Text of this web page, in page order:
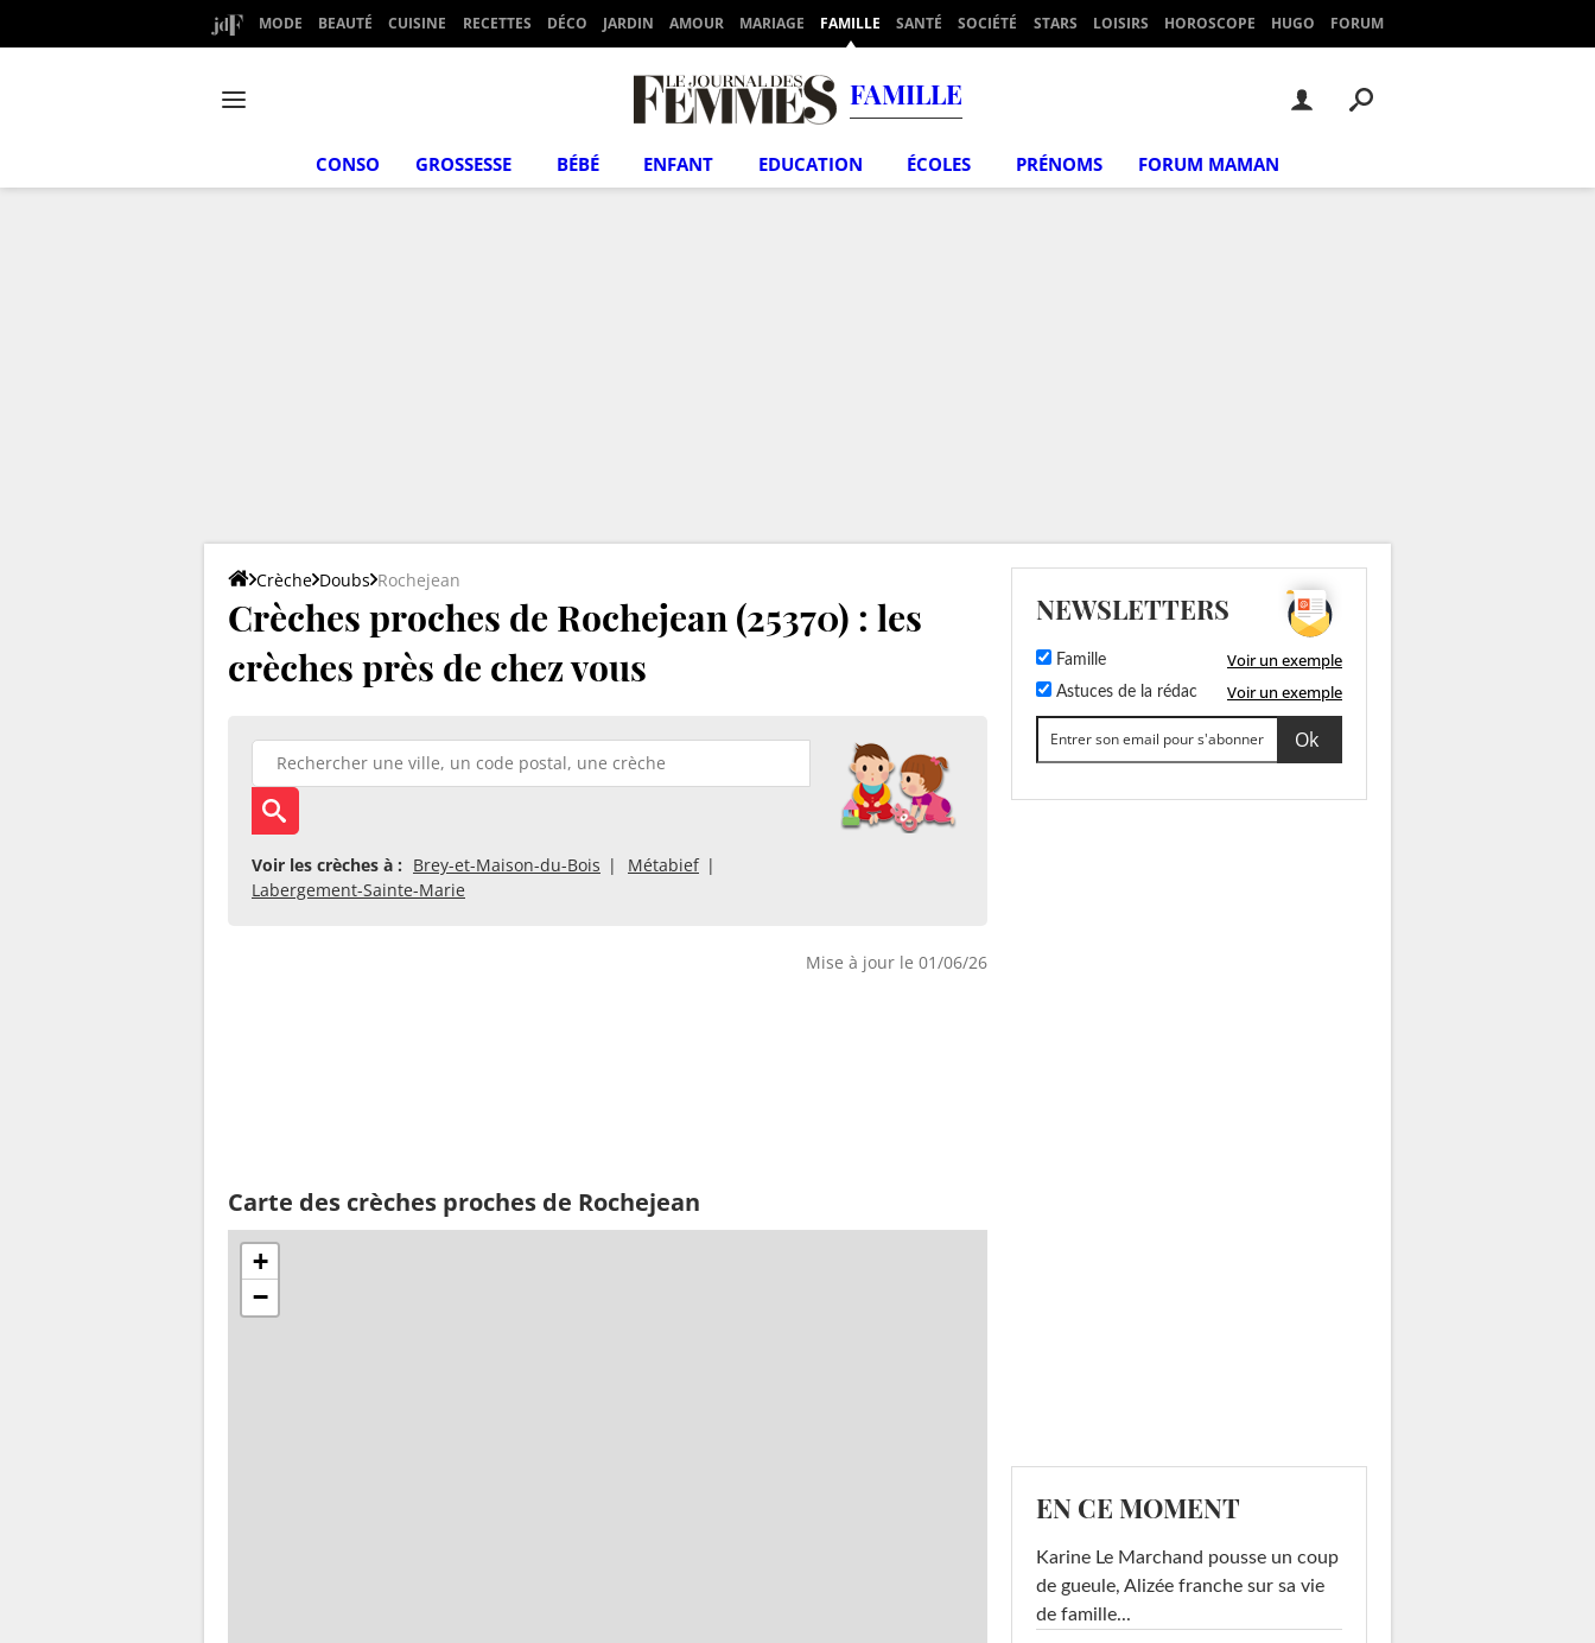
MODE BEAUTÉ CUISINE RECETTES DÉCO JARDIN AMOUR MARIAGE FAMILLE SANTÉ SOCIÉTÉ STARS LOISIRS HOROSCOPE HUGO FORUM
FAMILLE
CONSO GROSSESSE BÉBÉ ENFANT EDUCATION ÉCOLES PRÉNOMS FORUM MAMAN
Crèche Doubs Rochejean
Crèches proches de Rochejean (25370) : les
crèches près de chez vous
Voir les crèches à : Brey-et-Maison-du-Bois
Métabief
Labergement-Sainte-Marie
Mise à jour le 01/06/26
Carte des crèches proches de Rochejean
+
−
NEWSLETTERS
Famille Voir un exemple
Astuces de la rédac Voir un exemple
EN CE MOMENT
Karine Le Marchand pousse un coup
de gueule, Alizée franche sur sa vie
de famille...